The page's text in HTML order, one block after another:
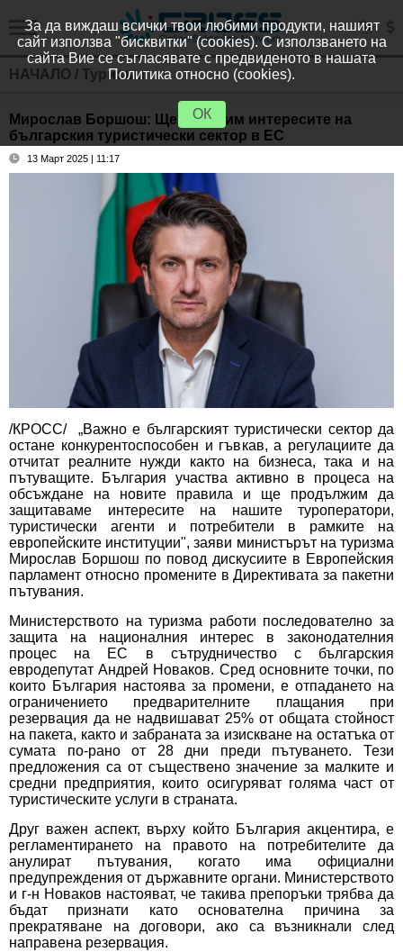
НАЧАЛО / Туризъм
Мирослав Боршош: Ще защитим интересите на
българския туристически сектор в ЕС
13 Март 2025 | 11:17
/КРОСС/ „Важно е българският туристически сектор да
остане конкурентоспособен и гъвкав, а регулациите да
отчитат реалните нужди както на бизнеса, така и на
пътуващите. България участва активно в процеса на
обсъждане на новите правила и ще продължим да
защитаваме интересите на нашите туроператори,
туристически агенти и потребители в рамките на
европейските институции", заяви министърът на туризма
Мирослав Боршош по повод дискусиите в Европейския
парламент относно промените в Директивата за пакетни
пътувания.
Министерството на туризма работи последователно за
защита на националния интерес в законодателния
процес на ЕС в сътрудничество с българския
евродепутат Андрей Новаков. Сред основните точки, по
които България настоява за промени, е отпадането на
ограничението предварителните плащания при
резервация да не надвишават 25% от общата стойност
на пакета, както и забраната за изискване на остатъка от
сумата по-рано от 28 дни преди пътуването. Тези
предложения са от съществено значение за малките и
средни предприятия, които осигуряват голяма част от
туристическите услуги в страната.
Друг важен аспект, върху който България акцентира, е
регламентирането на правото на потребителите да
анулират пътувания, когато има официални
предупреждения от държавните органи. Министерството
и г-н Новаков настояват, че такива препоръки трябва да
бъдат признати като основателна причина за
прекратяване на договори, ако са възникнали след
направена резервация.
За да виждаш всички твои любими продукти, нашият
сайт използва "бисквитки" (cookies). С използването на
сайта Вие се съгласявате с предвиденото в нашата
Политика относно (cookies).
ОК